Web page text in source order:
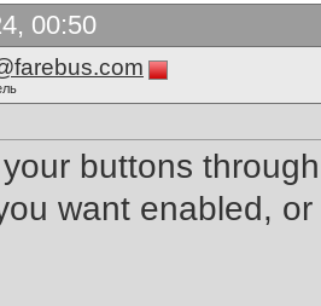
00:50
buttons
want enabled,